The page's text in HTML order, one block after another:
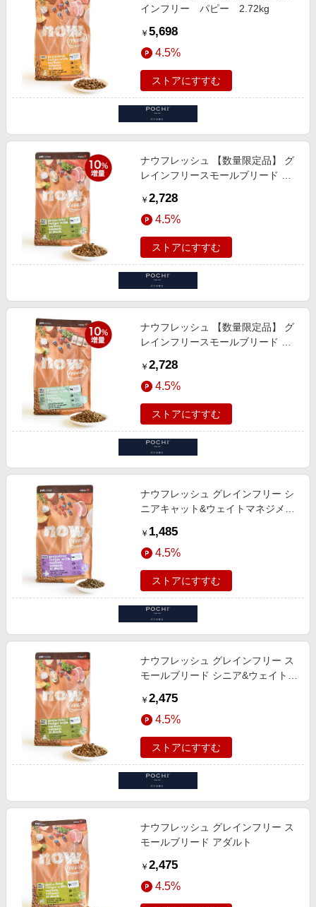
インフリー パピー 2.72kg
￥ 5,698
4.5%
ストアにすすむ
ナウフレッシュ 【数量限定品】 グ
レインフリースモールブリード シ
量880g
￥ 2,728
4.5%
ストアにすすむ
ナウフレッシュ 【数量限定品】 グ
レインフリースモールブリード フ
￥ 2,728
4.5%
ストアにすすむ
ナウフレッシュ グレインフリー シ
ニアキャット&ウェイトマネジメン
￥ 1,485
4.5%
ストアにすすむ
ナウフレッシュ グレインフリー ス
モールブリード シニア&ウェイトマ
￥ 2,475
4.5%
ストアにすすむ
ナウフレッシュ グレインフリー ス
モールブリード アダルト
￥ 2,475
4.5%